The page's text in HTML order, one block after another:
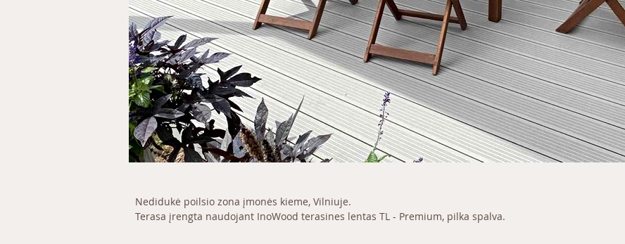
Nedidukė poilsio zona įmonės kieme, Vilniuje.
Terasa įrengta naudojant InoWood terasines lentas TL - Premium, pilka spalva.